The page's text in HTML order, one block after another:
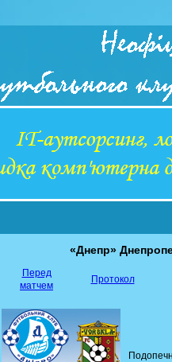
«Днепр»
Перед
матчем
Протокол